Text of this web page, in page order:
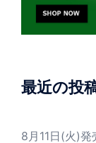
最近の投
8月11日(火)